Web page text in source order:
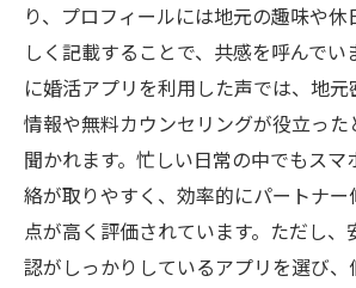
り、プロフィールには地元の趣味や
しく記載することで、共感を呼んでい
に婚活アプリを利用した声では、地
情報や無料カウンセリングが役立った
聞かれます。忙しい日常の中でもスマ
絡が取りやすく、効率的にパートナ
点が高く評価されています。ただし
認がしっかりしているアプリを選び